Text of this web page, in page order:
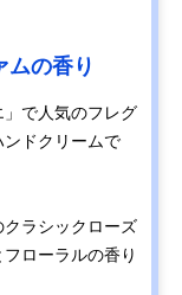
ムの香り
で人気のフレグ
ドクリームで
ラシックローズ
ローラルの香り